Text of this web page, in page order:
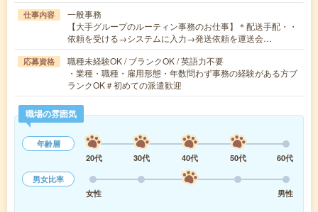
仕事内容
一般事務
【大手グループのルーティン事務のお仕事】＊配送手配・・
依頼を受ける→システムに入力→発送依頼を運送会…
応募資格
職種未経験OK / ブランクOK / 英語力不要
・業種・職種・雇用形態・年数問わず事務の経験がある方ブ
ランクOK＃初めての派遣歓迎
職場の雰囲気
年齢層
20代
30代 40代 50代
60代
男女比率
女性
男性